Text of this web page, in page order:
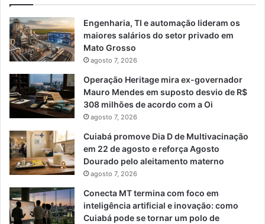
Engenharia, TI e automação lideram os
maiores salários do setor privado em
Mato Grosso
agosto 7, 2026
Operação Heritage mira ex-governador
Mauro Mendes em suposto desvio de R$
308 milhões de acordo com a Oi
agosto 7, 2026
Cuiabá promove Dia D de Multivacinação
em 22 de agosto e reforça Agosto
Dourado pelo aleitamento materno
agosto 7, 2026
Conecta MT termina com foco em
inteligência artificial e inovação: como
Cuiabá pode se tornar um polo de